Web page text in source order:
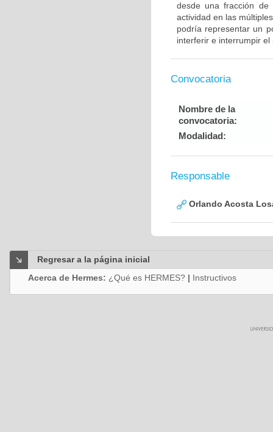
desde una fracción de
actividad en las
podría representar un
interferir e interrumpir
Convocatoria
Nombre de la
convocatoria:
Modalidad:
Responsable
Orlando Acosta
Regresar a la página inicial
Acerca de Hermes: ¿Qué es HERMES? | Instructivos